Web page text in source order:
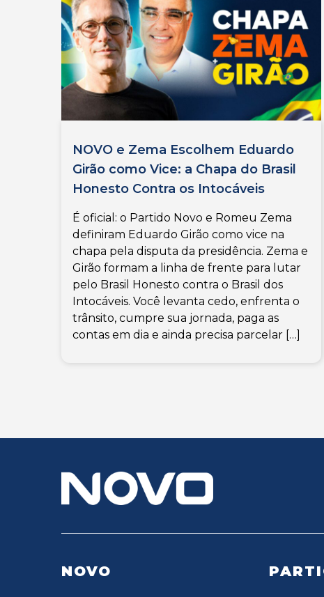
NOVO e Zema Escolhem Eduardo
Girão como Vice: a Chapa do Brasil
Honesto Contra os Intocáveis
É oficial: o Partido Novo e Romeu Zema
definiram Eduardo Girão como vice na
chapa pela disputa da presidência. Zema e
Girão formam a linha de frente para lutar
pelo Brasil Honesto contra o Brasil dos
Intocáveis. Você levanta cedo, enfrenta o
trânsito, cumpre sua jornada, paga as
contas em dia e ainda precisa parcelar […]
NOVO